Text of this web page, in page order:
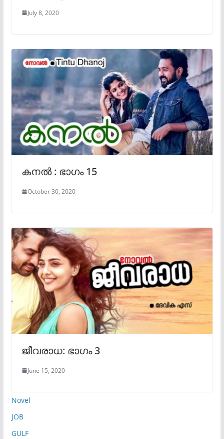
July 8, 2020
കനൽ : ഭാഗം 15
October 30, 2020
ജീവരാധ: ഭാഗം 3
June 15, 2020
Novel
JOB
GULF